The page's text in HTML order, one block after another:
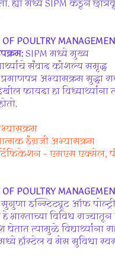
ह्या मध्ये SIPM कडून
POULTRY
SIPM मध्ये मुख्य
संवाद कौशल्य समृद्ध
अभ्यासक्रम सुद्धा
फायदा हा विध्यार्थ्यांना
इंग्रजी अभ्यासक्रम
– एमएस एक्सेल,
POULTRY
सुगुणा इन्स्टिट्यूट ऑफ
हे भारताच्या विविध
त्यामुळे विद्यार्थ्यांना
हॉस्टेल व मेस सुविधा